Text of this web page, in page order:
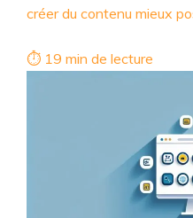
créer du contenu mieux
⏱ 19 min de lecture